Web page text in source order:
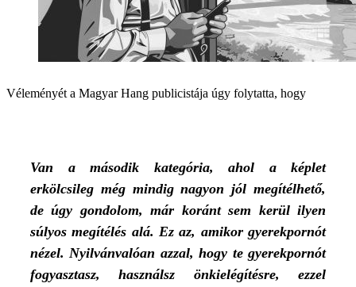
Véleményét a Magyar Hang publicistája úgy folytatta, hogy
Van a második kategória, ahol a képlet
erkölcsileg még mindig nagyon jól megítélhető,
de úgy gondolom, már koránt sem kerül ilyen
súlyos megítélés alá. Ez az, amikor gyerekpornót
nézel. Nyilvánvalóan azzal, hogy te gyerekpornót
fogyasztasz, használsz önkielégítésre, ezzel